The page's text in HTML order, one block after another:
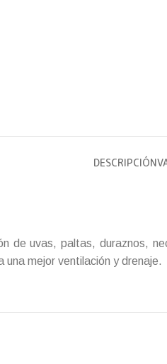
DESCRIPCIÓN
de uvas, paltas, duraznos,
una mejor ventilación y drenaje.